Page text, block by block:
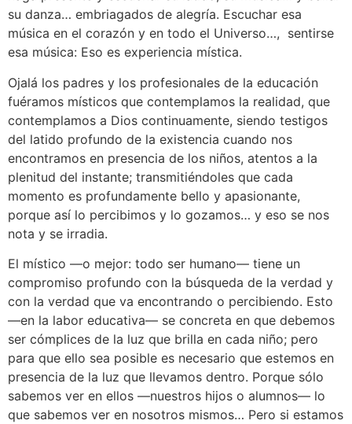
su danza… embriagados de alegría. Escuchar esa
música en el corazón y en todo el Universo…, sentirse
esa música: Eso es experiencia mística.
Ojalá los padres y los profesionales de la educación
fuéramos místicos que contemplamos la realidad, que
contemplamos a Dios continuamente, siendo testigos
del latido profundo de la existencia cuando nos
encontramos en presencia de los niños, atentos a la
plenitud del instante; transmitiéndoles que cada
momento es profundamente bello y apasionante,
porque así lo percibimos y lo gozamos… y eso se nos
nota y se irradia.
El místico ––o mejor: todo ser humano–– tiene un
compromiso profundo con la búsqueda de la verdad y
con la verdad que va encontrando o percibiendo. Esto
––en la labor educativa–– se concreta en que debemos
ser cómplices de la luz que brilla en cada niño; pero
para que ello sea posible es necesario que estemos en
presencia de la luz que llevamos dentro. Porque sólo
sabemos ver en ellos ––nuestros hijos o alumnos–– lo
que sabemos ver en nosotros mismos… Pero si estamos